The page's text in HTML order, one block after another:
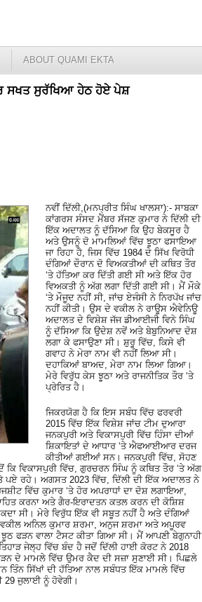
ABOUT QUAMI EKTA
ਸਖਤ ਸੁਰੱਖਿਆ ਹੇਠ ਹੋਏ ਪੇਸ਼
ਨਵੀਂ ਦਿੱਲੀ,(ਮਨਪ੍ਰੀਤ ਸਿੰਘ ਖਾਲਸਾ):- ਸਾਬਕਾ
ਕਾਂਗਰਸ ਸੰਸਦ ਮੈਂਬਰ ਸੱਜਣ ਕੁਮਾਰ ਨੇ ਦਿੱਲੀ ਦੀ
ਇੱਕ ਅਦਾਲਤ ਨੂੰ ਦੱਸਿਆ ਕਿ ਉਹ ਬੇਕਸੂਰ ਹੈ
ਅਤੇ ਉਸਨੂੰ ਦੋ ਮਾਮਲਿਆਂ ਵਿੱਚ ਝੂਠਾ ਫਸਾਇਆ
ਜਾ ਰਿਹਾ ਹੈ, ਜਿਸ ਵਿੱਚ 1984 ਦੇ ਸਿੱਖ ਵਿਰੋਧੀ
ਦੰਗਿਆਂ ਦੌਰਾਨ ਦੋ ਵਿਅਕਤੀਆਂ ਦੀ ਕਥਿਤ ਤੌਰ
‘ਤੇ ਹੱਤਿਆ ਕਰ ਦਿੱਤੀ ਗਈ ਸੀ ਅਤੇ ਇੱਕ ਹੋਰ
ਵਿਅਕਤੀ ਨੂੰ ਅੱਗ ਲਗਾ ਦਿੱਤੀ ਗਈ ਸੀ। ਮੈਂ ਮੌਕੇ
‘ਤੇ ਮੌਜੂਦ ਨਹੀਂ ਸੀ, ਜਾਂਚ ਏਜੰਸੀ ਨੇ ਨਿਰਪੱਖ ਜਾਂਚ
ਨਹੀਂ ਕੀਤੀ। ਉਸ ਦੇ ਵਕੀਲ ਨੇ ਰਾਊਸ ਐਵੇਨਿਊ
ਅਦਾਲਤ ਦੇ ਵਿਸ਼ੇਸ਼ ਜੱਜ ਡੀਆਈਜੀ ਵਿਨੇ ਸਿੰਘ
ਨੂੰ ਦੱਸਿਆ ਕਿ ਉਦੇਸ਼ ਨਵੇਂ ਅਤੇ ਬੇਬੁਨਿਆਦ ਦੋਸ਼
ਲਗਾ ਕੇ ਫਸਾਉਣਾ ਸੀ। ਸ਼ੁਰੂ ਵਿੱਚ, ਕਿਸੇ ਵੀ
ਗਵਾਹ ਨੇ ਮੇਰਾ ਨਾਮ ਵੀ ਨਹੀਂ ਲਿਆ ਸੀ।
ਦਹਾਕਿਆਂ ਬਾਅਦ, ਮੇਰਾ ਨਾਮ ਲਿਆ ਗਿਆ।
ਮੇਰੇ ਵਿਰੁੱਧ ਕੇਸ ਝੂਠਾ ਅਤੇ ਰਾਜਨੀਤਿਕ ਤੌਰ ‘ਤੇ
ਪ੍ਰੇਰਿਤ ਹੈ।
ਜਿਕਰਯੋਗ ਹੈ ਕਿ ਇਸ ਸਬੰਧ ਵਿੱਚ ਫਰਵਰੀ
2015 ਵਿੱਚ ਇੱਕ ਵਿਸ਼ੇਸ਼ ਜਾਂਚ ਟੀਮ ਦੁਆਰਾ
ਜਨਕਪੁਰੀ ਅਤੇ ਵਿਕਾਸਪੁਰੀ ਵਿੱਚ ਹਿੰਸਾ ਦੀਆਂ
ਸ਼ਿਕਾਇਤਾਂ ਦੇ ਆਧਾਰ ‘ਤੇ ਐਫਆਈਆਰ ਦਰਜ
ਕੀਤੀਆਂ ਗਈਆਂ ਸਨ। ਜਨਕਪੁਰੀ ਵਿੱਚ, ਸੋਹਣ
ਵਿਕਾਸਪੁਰੀ ਵਿੱਚ, ਗੁਰਚਰਨ ਸਿੰਘ ਨੂੰ ਕਥਿਤ ਤੌਰ ‘ਤੇ ਅੱਗ
ਪਏ ਰਹੇ। ਅਗਸਤ 2023 ਵਿੱਚ, ਦਿੱਲੀ ਦੀ ਇੱਕ ਅਦਾਲਤ ਨੇ
ਵਿੱਚ ਕੁਮਾਰ ‘ਤੇ ਹੋਰ ਅਪਰਾਧਾਂ ਦਾ ਦੋਸ਼ ਲਗਾਇਆ,
ਕਰਨਾ ਅਤੇ ਗੈਰ-ਇਰਾਦਤਨ ਕਤਲ ਕਰਨ ਦੀ ਕੋਸ਼ਿਸ਼
ਸੀ। ਮੇਰੇ ਵਿਰੁੱਧ ਇੱਕ ਵੀ ਸਬੂਤ ਨਹੀਂ ਹੈ ਅਤੇ ਦੰਗਿਆਂ
ਅਨਿਲ ਕੁਮਾਰ ਸ਼ਰਮਾ, ਅਨੁਜ ਸ਼ਰਮਾ ਅਤੇ ਅਪੂਰਵ
ਫੜਨ ਵਾਲਾ ਟੈਸਟ ਕੀਤਾ ਗਿਆ ਸੀ। ਮੈਂ ਆਪਣੀ ਬੇਗੁਨਾਹੀ
ਜੇਲ੍ਹ ਵਿੱਚ ਬੰਦ ਹੈ ਜਦੋਂ ਦਿੱਲੀ ਹਾਈ ਕੋਰਟ ਨੇ 2018
ਦੇ ਮਾਮਲੇ ਵਿੱਚ ਉਮਰ ਕੈਦ ਦੀ ਸਜ਼ਾ ਸੁਣਾਈ ਸੀ। ਪਿਛਲੇ
ਸਿੱਖਾਂ ਦੀ ਹੱਤਿਆ ਨਾਲ ਸਬੰਧਤ ਇੱਕ ਮਾਮਲੇ ਵਿੱਚ
ਜੁਲਾਈ ਨੂੰ ਹੋਵੇਗੀ।